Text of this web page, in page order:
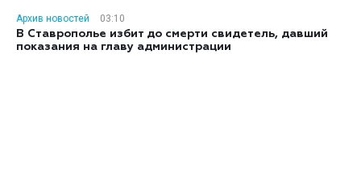
Архив новостей
03:10
В Ставрополье избит до смерти свидетель, давший
показания на главу администрации